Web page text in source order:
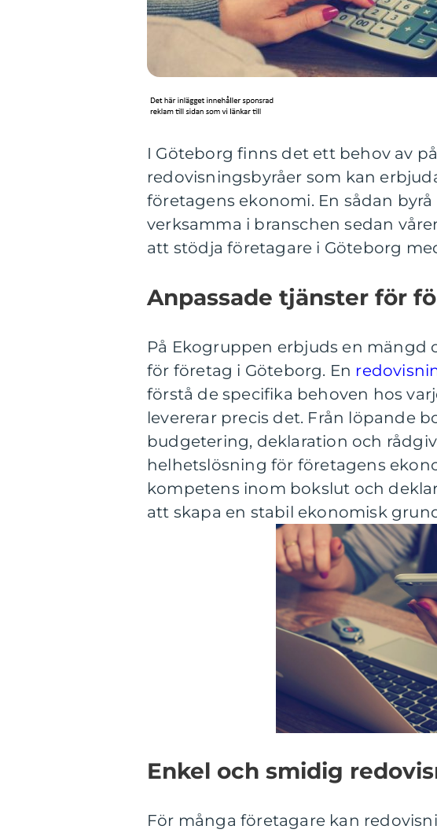
I Göteborg finns det ett behov av
redovisningsbyråer som kan
företagens ekonomi. En sådan
verksamma i branschen sedan
att stödja företagare i Göteborg
Anpassade tjänster för
På Ekogruppen erbjuds en mängd
för företag i Göteborg. En
förstå de specifika behoven hos
levererar precis det. Från löpande
budgetering, deklaration och
helhetslösning för företagens
kompetens inom bokslut och
att skapa en stabil ekonomisk
Enkel och smidig
För många företagare kan